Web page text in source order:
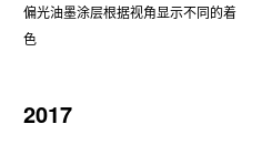
偏光油墨涂层根据视角显示不同的着
色
2017